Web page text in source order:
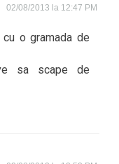
02/08/2013 la 12:47 PM
o gramada de
sa scape de